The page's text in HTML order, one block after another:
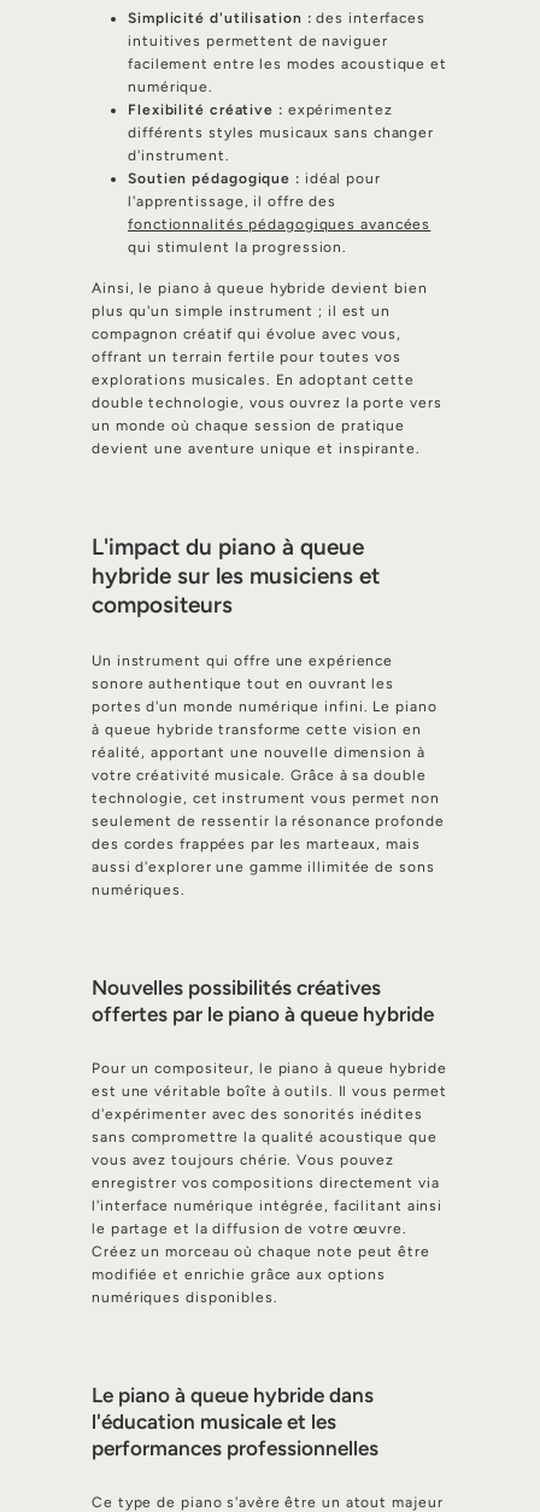
Simplicité d'utilisation : des interfaces
intuitives permettent de naviguer
facilement entre les modes acoustique et
numérique.
Flexibilité créative : expérimentez
différents styles musicaux sans changer
d'instrument.
Soutien pédagogique : idéal pour
l'apprentissage, il offre des
fonctionnalités pédagogiques avancées
qui stimulent la progression.
Ainsi, le piano à queue hybride devient bien
plus qu'un simple instrument ; il est un
compagnon créatif qui évolue avec vous,
offrant un terrain fertile pour toutes vos
explorations musicales. En adoptant cette
double technologie, vous ouvrez la porte vers
un monde où chaque session de pratique
devient une aventure unique et inspirante.
L'impact du piano à queue
hybride sur les musiciens et
compositeurs
Un instrument qui offre une expérience
sonore authentique tout en ouvrant les
portes d'un monde numérique infini. Le piano
à queue hybride transforme cette vision en
réalité, apportant une nouvelle dimension à
votre créativité musicale. Grâce à sa double
technologie, cet instrument vous permet non
seulement de ressentir la résonance profonde
des cordes frappées par les marteaux, mais
aussi d'explorer une gamme illimitée de sons
numériques.
Nouvelles possibilités créatives
offertes par le piano à queue hybride
Pour un compositeur, le piano à queue hybride
est une véritable boîte à outils. Il vous permet
d'expérimenter avec des sonorités inédites
sans compromettre la qualité acoustique que
vous avez toujours chérie. Vous pouvez
enregistrer vos compositions directement via
l'interface numérique intégrée, facilitant ainsi
le partage et la diffusion de votre œuvre.
Créez un morceau où chaque note peut être
modifiée et enrichie grâce aux options
numériques disponibles.
Le piano à queue hybride dans
l'éducation musicale et les
performances professionnelles
Ce type de piano s'avère être un atout majeur